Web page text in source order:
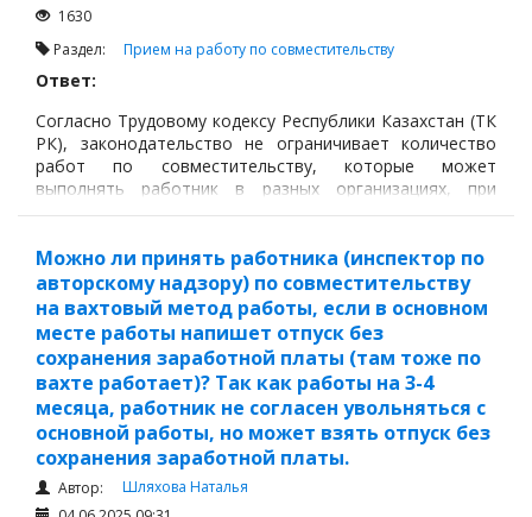
1630
Раздел: Прием на работу по совместительству
Ответ:
Согласно Трудовому кодексу Республики Казахстан (ТК
РК), законодательство не ограничивает количество
работ по совместительству, которые может
выполнять работник в разных организациях, при
условии соблюдения определённых требований.
Можно ли принять работника (инспектор по
авторскому надзору) по совместительству
на вахтовый метод работы, если в основном
месте работы напишет отпуск без
сохранения заработной платы (там тоже по
вахте работает)? Так как работы на 3-4
месяца, работник не согласен увольняться с
основной работы, но может взять отпуск без
сохранения заработной платы.
Автор:
Шляхова Наталья